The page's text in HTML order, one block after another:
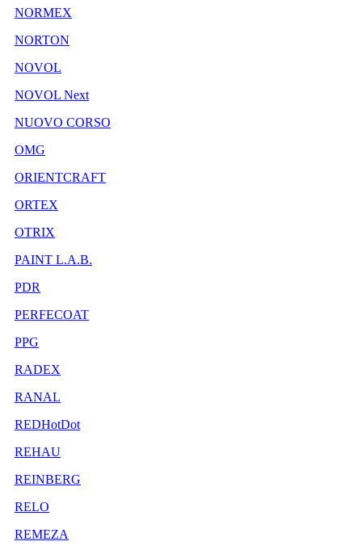
NORMEX
NORTON
NOVOL
NOVOL Next
NUOVO CORSO
OMG
ORIENTCRAFT
ORTEX
OTRIX
PAINT L.A.B.
PDR
PERFECOAT
PPG
RADEX
RANAL
REDHotDot
REHAU
REINBERG
RELO
REMEZA